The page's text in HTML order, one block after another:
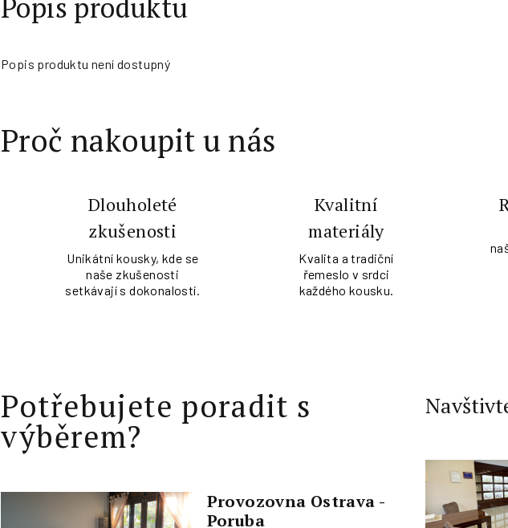
Popis produktu
Popis produktu není dostupný
Proč nakoupit u nás
Dlouholeté
zkušenosti
Unikátní kousky, kde se
naše zkušenosti
setkávají s dokonalostí.
Kvalitní
materiály
Kvalita a tradiční
řemeslo v srdci
každého kousku.
Potřebujete poradit s
výběrem?
Provozovna Ostrava -
Poruba